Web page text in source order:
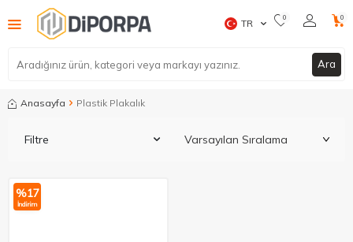
Ara
TR 0 0
Anasayfa Plastik Plakalık
Filtre
%17
İndirim